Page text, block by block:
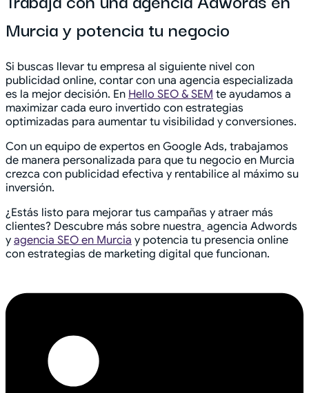
Murcia y potencia tu negocio
Si buscas llevar tu empresa al siguiente nivel con
publicidad online, contar con una agencia especializada
es la mejor decisión. En Hello SEO & SEM te ayudamos a
maximizar cada euro invertido con estrategias
optimizadas para aumentar tu visibilidad y conversiones.
Con un equipo de expertos en Google Ads, trabajamos
de manera personalizada para que tu negocio en Murcia
crezca con publicidad efectiva y rentabilice al máximo su
inversión.
¿Estás listo para mejorar tus campañas y atraer más
clientes? Descubre más sobre nuestra agencia Adwords
y agencia SEO en Murcia y potencia tu presencia online
con estrategias de marketing digital que funcionan.